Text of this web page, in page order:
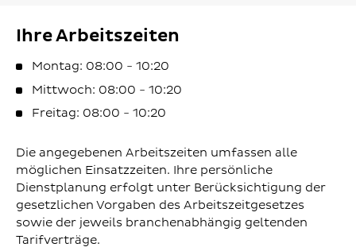
Ihre Arbeitszeiten
Montag: 08:00 - 10:20
Mittwoch: 08:00 - 10:20
Freitag: 08:00 - 10:20
Die angegebenen Arbeitszeiten umfassen alle
möglichen Einsatzzeiten. Ihre persönliche
Dienstplanung erfolgt unter Berücksichtigung der
gesetzlichen Vorgaben des Arbeitszeitgesetzes
sowie der jeweils branchenabhängig geltenden
Tarifverträge.